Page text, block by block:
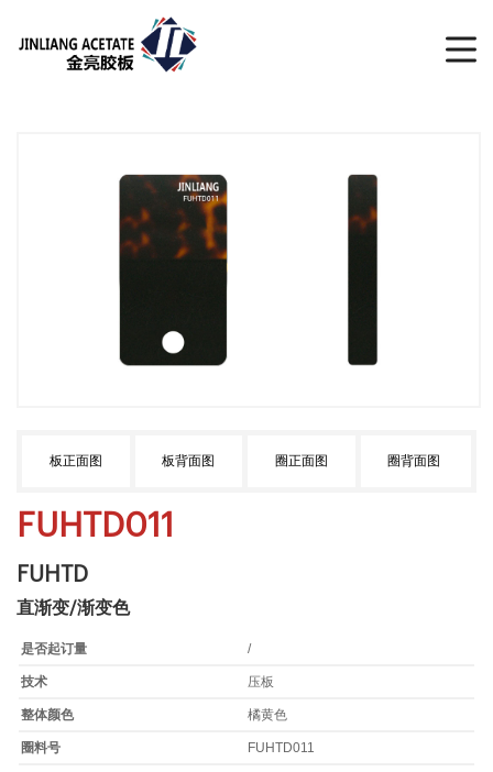
板正面图 板背面图 圈正面图 圈背面图
FUHTD011
FUHTD
直渐变/渐变色
是否起订量 /
技术 压板
整体颜色 橘黄色
圈料号 FUHTD011